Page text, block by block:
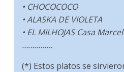
• CHOCOCOCO
• ALASKA DE VIOLETA
• EL MILHOJAS Casa
……………
(*) Estos platos se